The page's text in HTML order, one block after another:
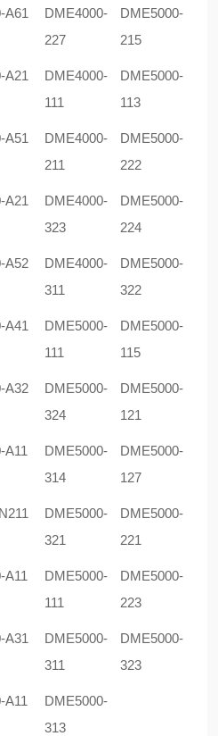
A61
DME4000-
227
DME5000-
215
A21
DME4000-
111
DME5000-
113
A51
DME4000-
211
DME5000-
222
A21
DME4000-
323
DME5000-
224
A52
DME4000-
311
DME5000-
322
A41
DME5000-
111
DME5000-
115
A32
DME5000-
324
DME5000-
121
A11
DME5000-
314
DME5000-
127
DME5000-
321
DME5000-
221
A11
DME5000-
111
DME5000-
223
A31
DME5000-
311
DME5000-
323
A11
DME5000-
313